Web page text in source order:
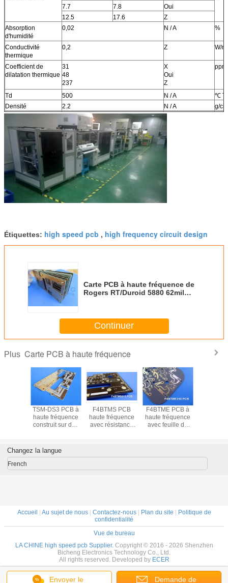
7.7
7.8
Oui
12.5
17.6
Z
Absorption
d'humidité
0,02 N / A %
Conductivité
thermique
0,2 Z W/
Coefficient de
dilatation thermique
31
48
237
X
Oui
Z
Td 500 N / A
℃
Densité
2.2 N / A
g/
31.2(5.5)
Inflammabilité V-0
Compatible avec le
processus sans
plomb
Étiquettes: high speed pcb , high frequency circuit design
Carte PCB à haute fréquence de
Rogers RT/Duroid 5880 62mil
d'Aireline
Continuer
Plus Carte PCB à haute fréquence
et
?
TSM-DS3 PCB à
haute fréquence
construit sur des
0,762 mm avec or
immersion
F4BTMS PCB
haute fréquence
avec résistance
F4BTME PCB à
haute fréquence
avec feuille de
Envoyer le Demande de
Changez la langue
French
Accueil | Au sujet de nous| Contactez-nous| Plan du site | Politique de
confidentialité
Vue de bureau
LA CHINE high speed pcb Supplier. Copyright © 2016 - 2026 Shenzhen
Bicheng Electronics Technology Co., Ltd.
All rights reserved. Developed by ECER